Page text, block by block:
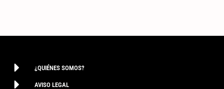
¿QUIÉNES SOMOS?
AVISO LEGAL